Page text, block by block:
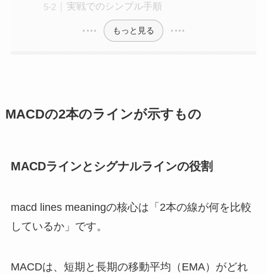
実戦でのシンプル手順
もっと見る
MACDの2本のラインが示すもの
MACDラインとシグナルラインの役割
macd lines meaningの核心は「2本の線が何を比較
しているか」です。
MACDは、短期と長期の移動平均（EMA）がどれ